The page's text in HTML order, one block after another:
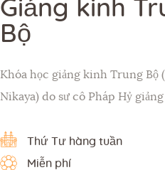
Giảng kinh
Bộ
Khóa học giảng kinh Trung Bộ
Nikaya) do sư cô Pháp Hỷ giảng
Thứ Tư hàng tuần
Miễn phí